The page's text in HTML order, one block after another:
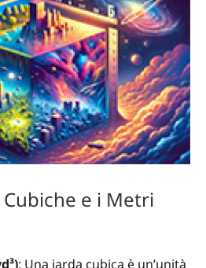
e i Metri
: Una iarda cubica è un’unità